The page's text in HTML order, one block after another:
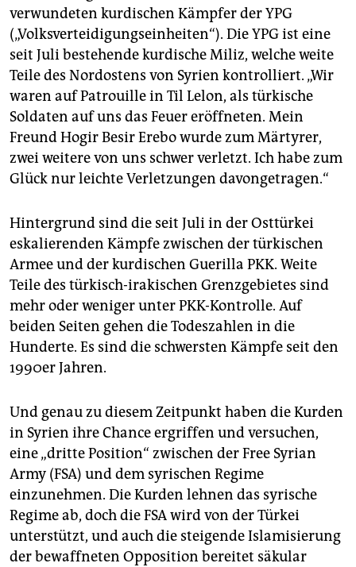
verwundeten kurdischen Kämpfer der YPG
(„Volksverteidigungseinheiten“). Die YPG ist eine
seit Juli bestehende kurdische Miliz, welche weite
Teile des Nordostens von Syrien kontrolliert. „Wir
waren auf Patrouille in Til Lelon, als türkische
Soldaten auf uns das Feuer eröffneten. Mein
Freund Hogir Besir Erebo wurde zum Märtyrer,
zwei weitere von uns schwer verletzt. Ich habe zum
Glück nur leichte Verletzungen davongetragen.“
Hintergrund sind die seit Juli in der Osttürkei
eskalierenden Kämpfe zwischen der türkischen
Armee und der kurdischen Guerilla PKK. Weite
Teile des türkisch-irakischen Grenzgebietes sind
mehr oder weniger unter PKK-Kontrolle. Auf
beiden Seiten gehen die Todeszahlen in die
Hunderte. Es sind die schwersten Kämpfe seit den
1990er Jahren.
Und genau zu diesem Zeitpunkt haben die Kurden
in Syrien ihre Chance ergriffen und versuchen,
eine „dritte Position“ zwischen der Free Syrian
Army (FSA) und dem syrischen Regime
einzunehmen. Die Kurden lehnen das syrische
Regime ab, doch die FSA wird von der Türkei
unterstützt, und auch die steigende Islamisierung
der bewaffneten Opposition bereitet säkular